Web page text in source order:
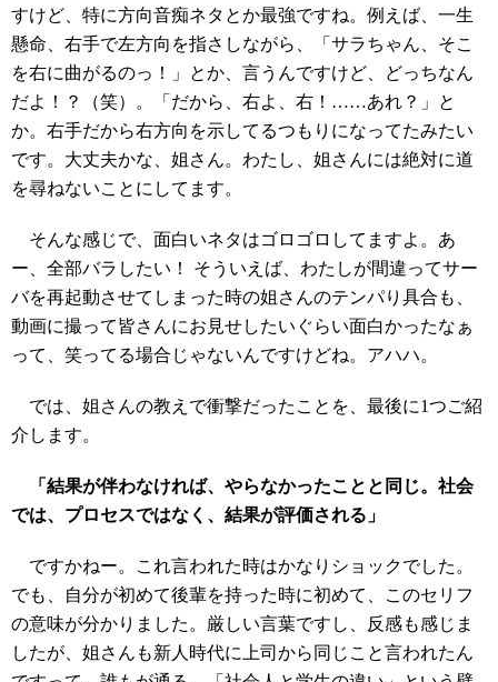
すけど、特に方向音痴ネタとか最強ですね。例えば、一生
懸命、右手で左方向を指さしながら、「サラちゃん、そこ
を右に曲がるのっ！」とか、言うんですけど、どっちなん
だよ！？（笑）。「だから、右よ、右！……あれ？」と
か。右手だから右方向を示してるつもりになってたみたい
です。大丈夫かな、姐さん。わたし、姐さんには絶対に道
を尋ねないことにしてます。
そんな感じで、面白いネタはゴロゴロしてますよ。あ
ー、全部バラしたい！ そういえば、わたしが間違ってサー
バを再起動させてしまった時の姐さんのテンパり具合も、
動画に撮って皆さんにお見せしたいぐらい面白かったなぁ
って、笑ってる場合じゃないんですけどね。アハハ。
では、姐さんの教えで衝撃だったことを、最後に1つご紹
介します。
「結果が伴わなければ、やらなかったことと同じ。社会
では、プロセスではなく、結果が評価される」
ですかねー。これ言われた時はかなりショックでした。
でも、自分が初めて後輩を持った時に初めて、このセリフ
の意味が分かりました。厳しい言葉ですし、反感も感じま
したが、姐さんも新人時代に上司から同じこと言われたん